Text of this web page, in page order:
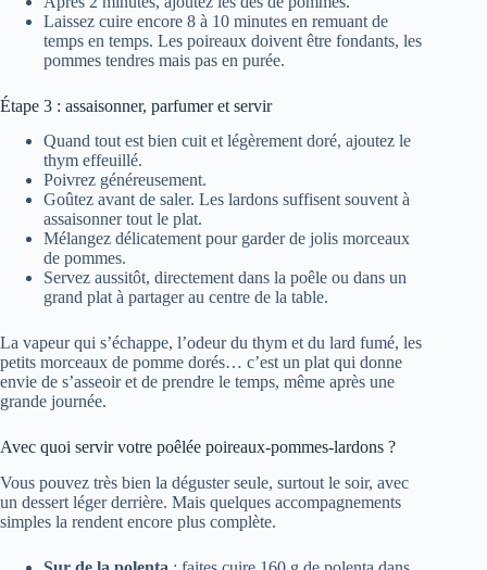
Laissez cuire encore 8 à 10 minutes en remuant de
temps en temps. Les poireaux doivent être fondants, les
pommes tendres mais pas en purée.
Étape 3 : assaisonner, parfumer et servir
Quand tout est bien cuit et légèrement doré, ajoutez le
thym effeuillé.
Poivrez généreusement.
Goûtez avant de saler. Les lardons suffisent souvent à
assaisonner tout le plat.
Mélangez délicatement pour garder de jolis morceaux
de pommes.
Servez aussitôt, directement dans la poêle ou dans un
grand plat à partager au centre de la table.
La vapeur qui s’échappe, l’odeur du thym et du lard fumé, les
petits morceaux de pomme dorés… c’est un plat qui donne
envie de s’asseoir et de prendre le temps, même après une
grande journée.
Avec quoi servir votre poêlée poireaux-pommes-lardons ?
Vous pouvez très bien la déguster seule, surtout le soir, avec
un dessert léger derrière. Mais quelques accompagnements
simples la rendent encore plus complète.